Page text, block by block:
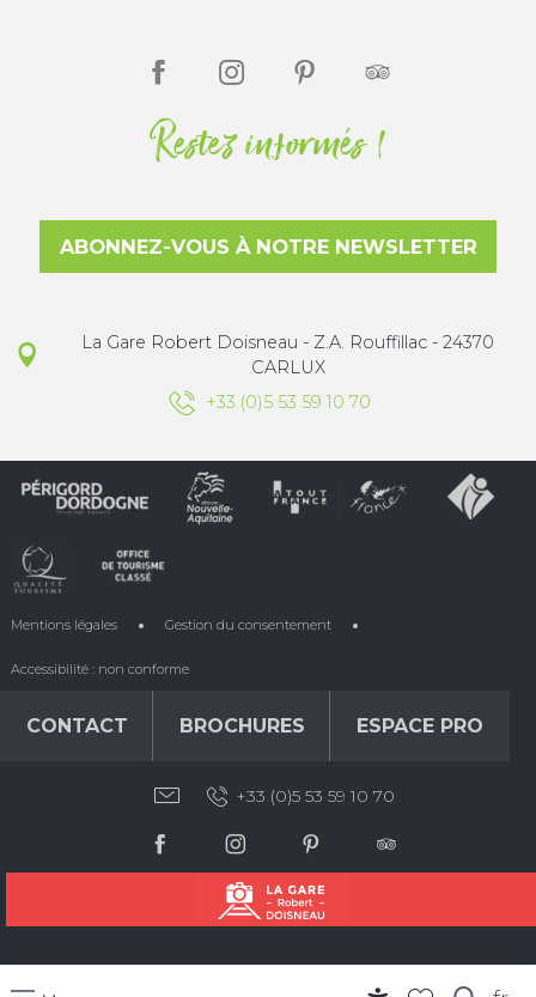
Restez informés !
ABONNEZ-VOUS À NOTRE NEWSLETTER
La Gare Robert Doisneau - Z.A. Rouffillac - 24370
CARLUX
+33 (0)5 53 59 10 70
Mentions légales Gestion du consentement
Accessibilité : non conforme
CONTACT BROCHURES ESPACE PRO
+33 (0)5 53 59 10 70